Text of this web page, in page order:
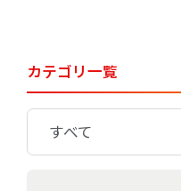
カテゴリ一覧
すべて